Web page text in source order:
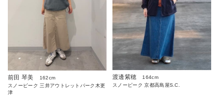
前田 琴美
162cm
スノーピーク 三井アウトレットパーク木更
津
渡邊紫穂
164cm
スノーピーク 京都高島屋S.C.